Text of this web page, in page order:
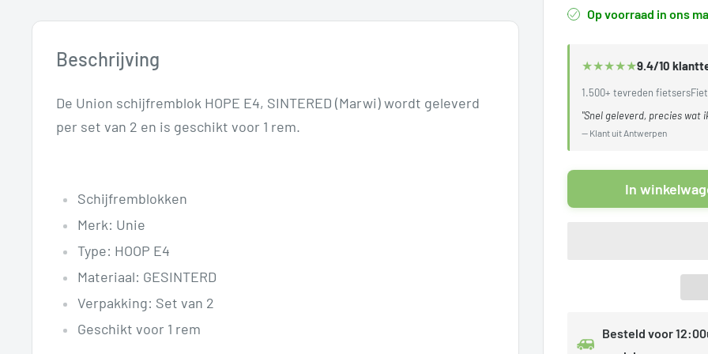
Op voorraad in ons
★★★★★9.4/10
1.500+ tevreden fietsers
"Snel geleverd, precies wat
— Klant uit Antwerpen
In
Besteld voor
Beschrijving
De Union schijfremblok HOPE E4, SINTERED (Marwi) wordt geleverd
per set van 2 en is geschikt voor 1 rem.
Schijfremblokken
Merk: Unie
Type: HOOP E4
Materiaal: GESINTERD
Verpakking: Set van 2
Geschikt voor 1 rem